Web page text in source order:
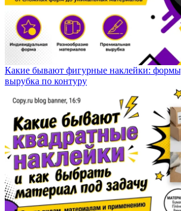
Какие бывают фигурные наклейки:
вырубка по контуру